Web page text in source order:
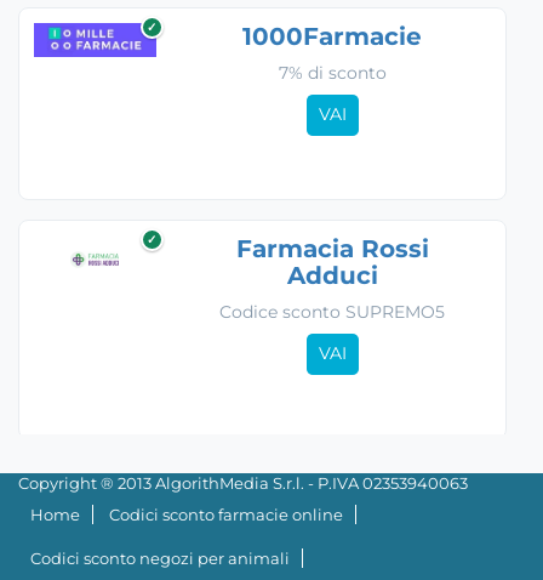
✓ 1000Farmacie
7% di sconto
VAI
✓
Farmacia Rossi
Adduci
Codice sconto SUPREMO5
VAI
Copyright ® 2013 AlgorithMedia S.r.l. - P.IVA 02353940063
Home
Codici sconto farmacie online
Codici sconto negozi per animali